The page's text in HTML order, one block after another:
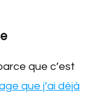
que c’est
que j’ai déjà